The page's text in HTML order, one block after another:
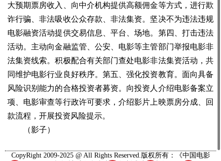
大预期票房收入、向中介机构提供高额佣金等方式，进行欺
诈行骗、非法吸收公众存款、非法集资。坚决不为违法违规
电影融资活动提供交易信息、平台、场地。第四、打击违法
活动。主动向金融监管、公安、电影等主管部门举报电影非
法集资线索。积极配合有关部门查处电影非法集资活动，共
同维护电影行业良好秩序。第五、强化投资教育。面向具备
风险识别能力的合格投资者募资。向投资人介绍电影备案立
项、电影审查等行政许可要求，介绍影片上映票房分成、回
款流程，开展投资风险提示。
（影子）
CopyRight 2009-2025 @ All Rights Reserved.版权所有：《中国电影